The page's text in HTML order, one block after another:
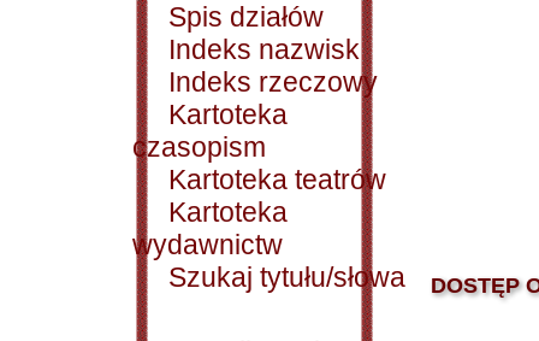
Spis działów
Indeks nazwisk
Indeks rzeczowy
Kartoteka
czasopism
Kartoteka teatrów
Kartoteka
wydawnictw
Szukaj tytułu/słowa
DOSTĘP